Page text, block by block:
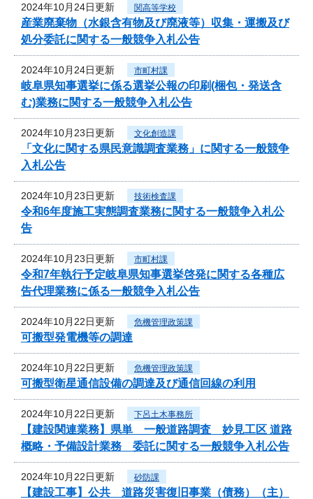
2024年10月24日更新 関高等学校
産業廃棄物（水銀含有物及び廃液等）収集・運搬及び
処分委託に関する一般競争入札公告
2024年10月24日更新 市町村課
岐阜県知事選挙に係る選挙公報の印刷(梱包・発送含
む)業務に関する一般競争入札公告
2024年10月23日更新 文化創造課
「文化に関する県民意識調査業務」に関する一般競争
入札公告
2024年10月23日更新 技術検査課
令和6年度施工実態調査業務に関する一般競争入札公
告
2024年10月23日更新 市町村課
令和7年執行予定岐阜県知事選挙啓発に関する各種広
告代理業務に係る一般競争入札公告
2024年10月22日更新 危機管理政策課
可搬型発電機等の調達
2024年10月22日更新 危機管理政策課
可搬型衛星通信設備の調達及び通信回線の利用
2024年10月22日更新 下呂土木事務所
【建設関連業務】県単 一般道路調査 妙見工区 道路
概略・予備設計業務 委託に関する一般競争入札公告
2024年10月22日更新 砂防課
【建設工事】公共 道路災害復旧事業（債務）（主）